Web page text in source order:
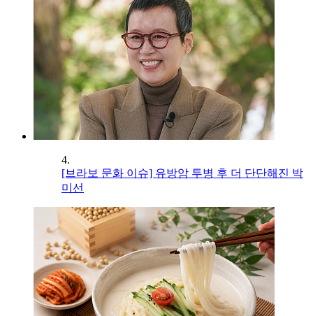
4.
[브라보 문화 이슈] 유방암 투병 후 더 단단해진 박
미선